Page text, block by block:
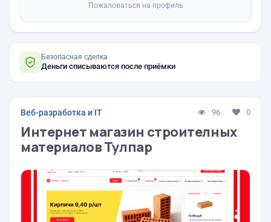
Пожаловаться на профиль
Безопасная сделка
Деньги списываются после приёмки
Веб-разработка и IT 96 0
Интернет магазин строителных
материалов Тулпар